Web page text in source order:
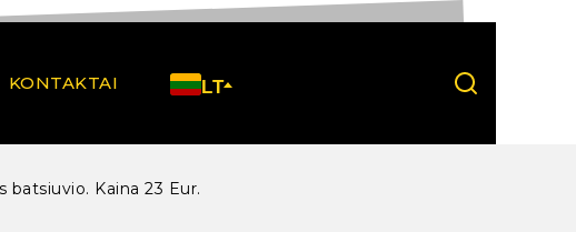
KONTAKTAI LT
batsiuvio. Kaina 23 Eur.